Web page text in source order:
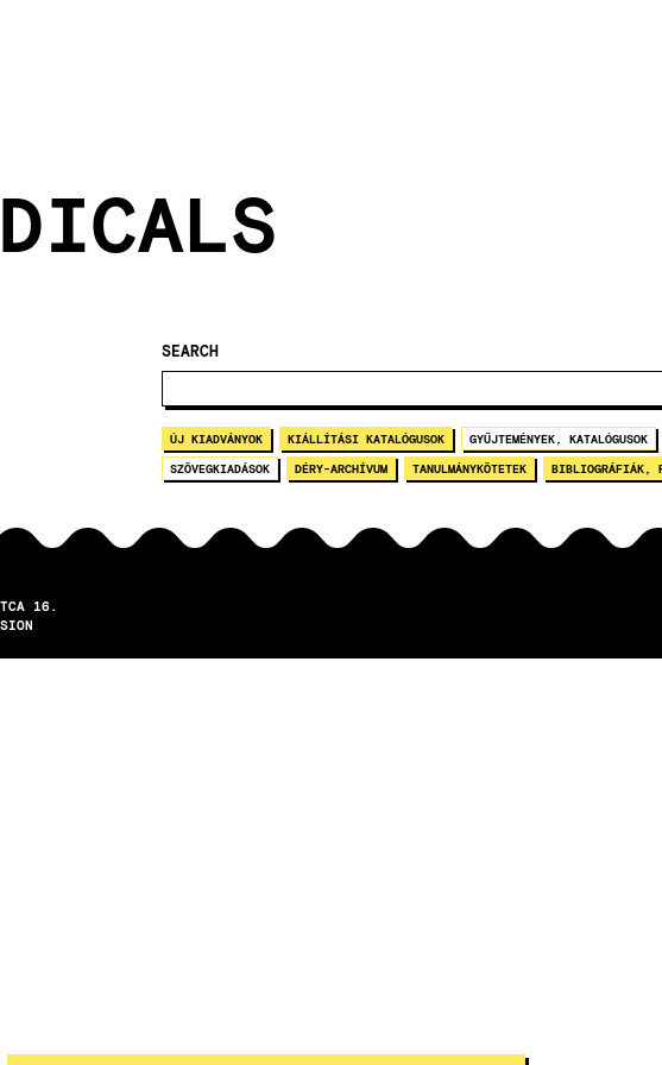
SEARCH
ÚJ KIADVÁNYOK KIÁLLÍTÁSI KATALÓGUSOK GYŰJTEMÉNYEK, KATALÓGUSOK
SZÖVEGKIADÁSOK DÉRY-ARCHÍVUM TANULMÁNYKÖTETEK BIBLIOGRÁFIÁK,
16.